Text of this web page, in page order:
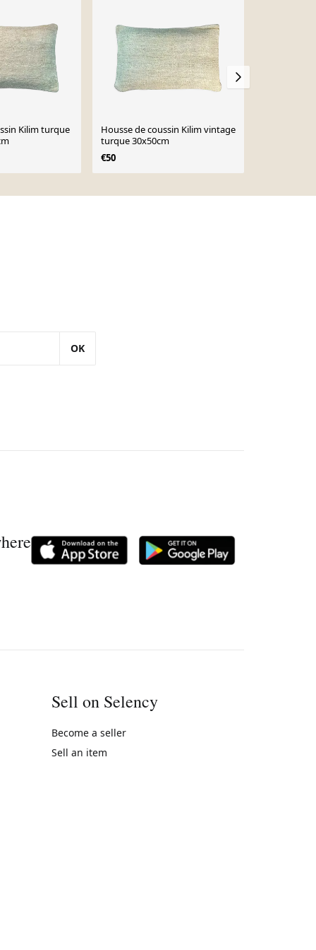
Kilim turque
Housse de coussin Kilim vintage
turque 30x50cm
€50
OK
Sell on Selency
Become a seller
Sell an item